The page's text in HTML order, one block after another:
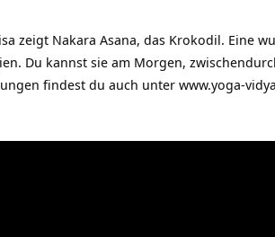
zeigt Nakara Asana, das Krokodil. Eine
Du kannst sie am Morgen,
findest du auch unter www.yoga-